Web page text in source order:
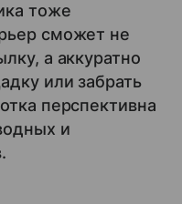
тоже
сможет не
а аккуратно
или забрать
перспективна
и